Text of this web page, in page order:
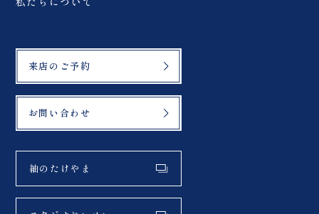
来店のご予約
お問い合わせ
紬のたけやま